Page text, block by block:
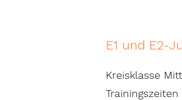
E1 und E2-
Kreisklasse
Trainingszeiten